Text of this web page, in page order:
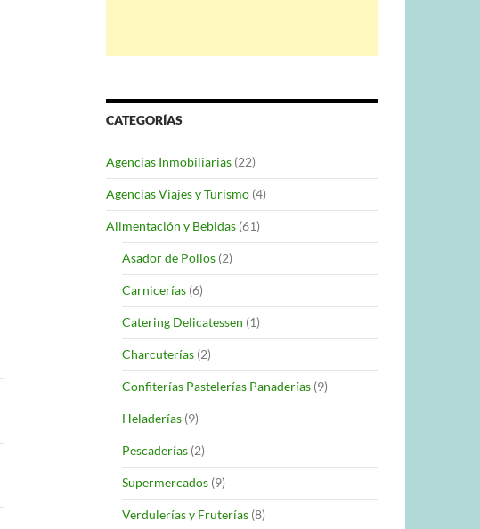
CATEGORÍAS
Agencias Inmobiliarias (22)
Agencias Viajes y Turismo (4)
Alimentación y Bebidas (61)
Asador de Pollos (2)
Carnicerías (6)
Catering Delicatessen (1)
Charcuterías (2)
Confiterías Pastelerías Panaderías (9)
Heladerías (9)
Pescaderías (2)
Supermercados (9)
Verdulerías y Fruterías (8)